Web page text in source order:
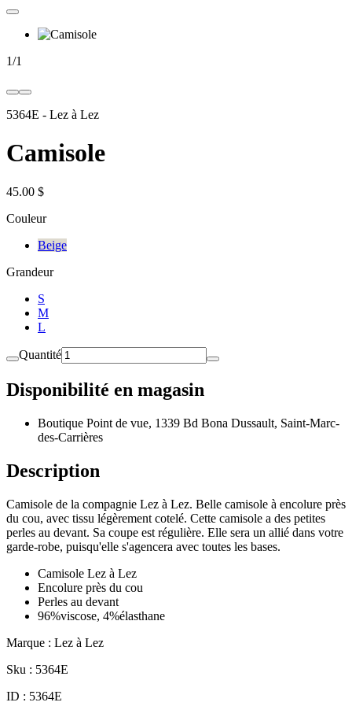
1/1
5364E - Lez à Lez
Camisole
45.00 $
Couleur
Beige
Grandeur
S
M
L
Quantité
Disponibilité en magasin
Boutique Point de vue, 1339 Bd Bona Dussault, Saint-Marc-
des-Carrières
Description
Camisole de la compagnie Lez à Lez. Belle camisole à encolure près
du cou, avec tissu légèrement cotelé. Cette camisole a des petites
perles au devant. Sa coupe est régulière. Elle sera un allié dans votre
garde-robe, puisqu'elle s'agencera avec toutes les bases.
Camisole Lez à Lez
Encolure près du cou
Perles au devant
96%viscose, 4%élasthane
Marque : Lez à Lez
Sku : 5364E
ID : 5364E